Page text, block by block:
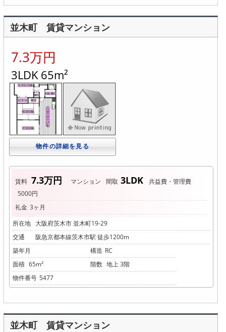
並木町 賃貸マンション
7.3万円
3LDK 65m²
物件の詳細を見る
賃料 7.3万円 マンション 間取 3LDK
共益費・管理費
5000円
礼金 3ヶ月
所在地 大阪府茨木市 並木町19-29
交通
阪急京都本線茨木市駅 徒歩1200m
築年月
構造 RC
面積 65m² 階数 地上 3階
物件番号 5477
並木町 賃貸マンション